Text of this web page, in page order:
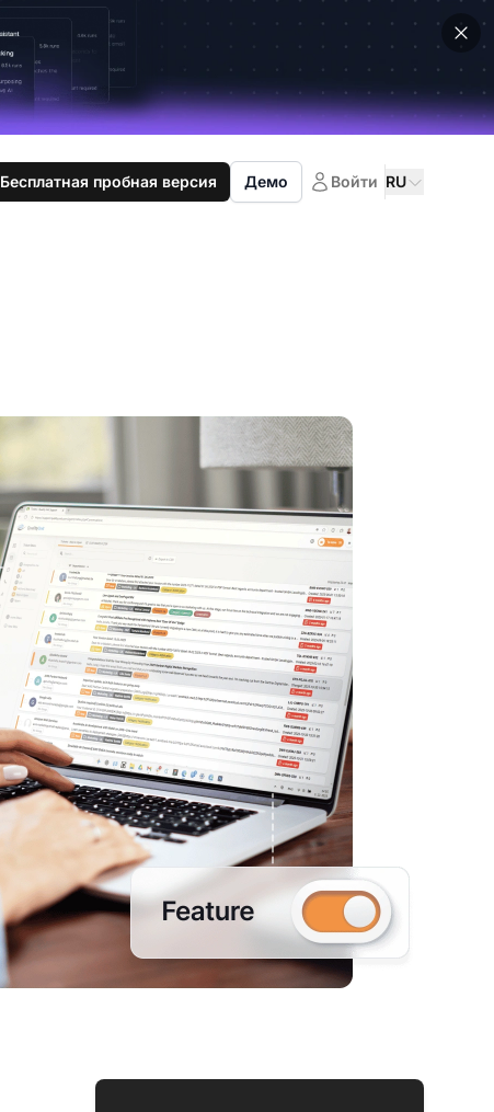
Бесплатная пробная версия Демо Войти RU